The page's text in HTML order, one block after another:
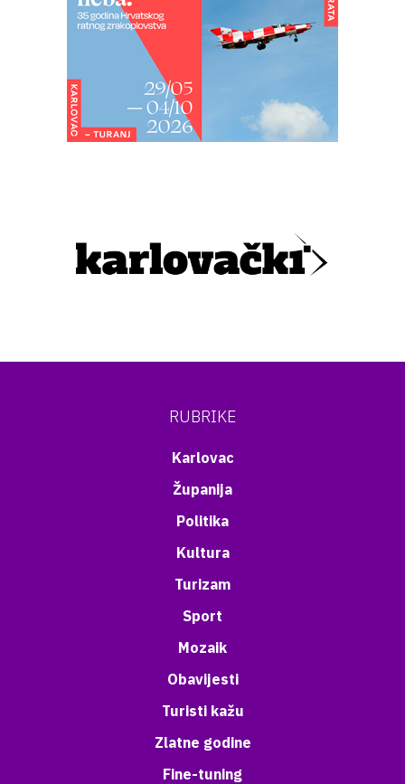
RUBRIKE
Karlovac
Županija
Politika
Kultura
Turizam
Sport
Mozaik
Obavijesti
Turisti kažu
Zlatne godine
Fine-tuning